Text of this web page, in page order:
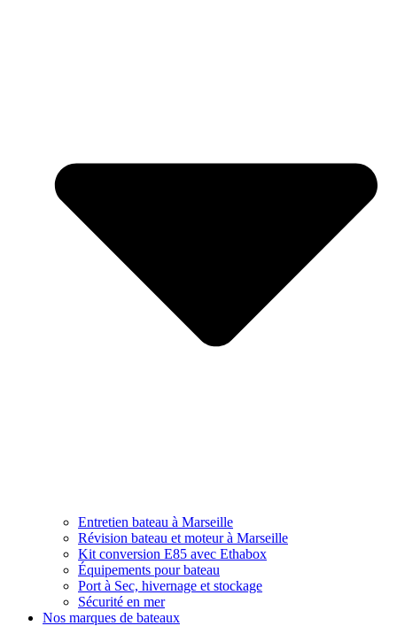
Entretien bateau à Marseille
Révision bateau et moteur à Marseille
Kit conversion E85 avec Ethabox
Équipements pour bateau
Port à Sec, hivernage et stockage
Sécurité en mer
Nos marques de bateaux